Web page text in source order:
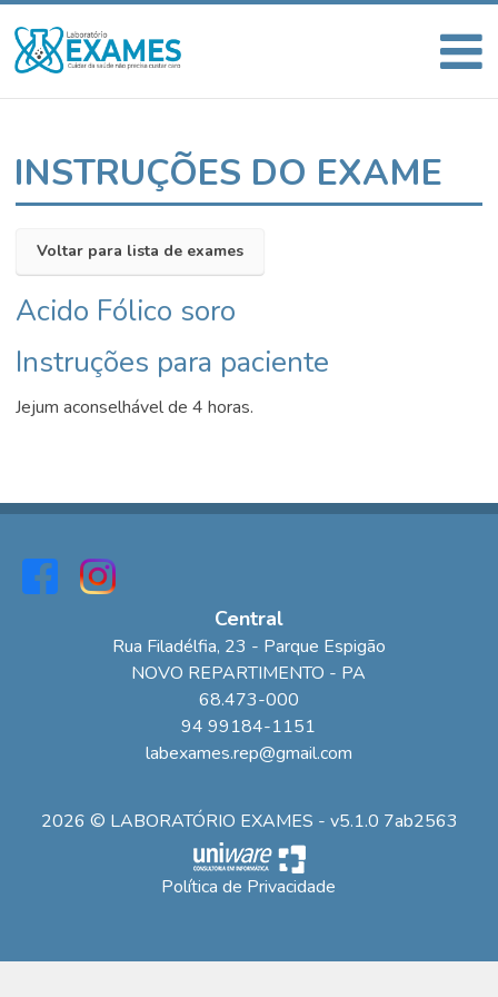
INSTRUÇÕES DO EXAME
Voltar para lista de exames
Acido Fólico soro
Instruções para paciente
Jejum aconselhável de 4 horas.
Central
Rua Filadélfia, 23 - Parque Espigão
NOVO REPARTIMENTO - PA
68.473-000
94 99184-1151
labexames.rep@gmail.com
2026 © LABORATÓRIO EXAMES - v5.1.0 7ab2563
Política de Privacidade